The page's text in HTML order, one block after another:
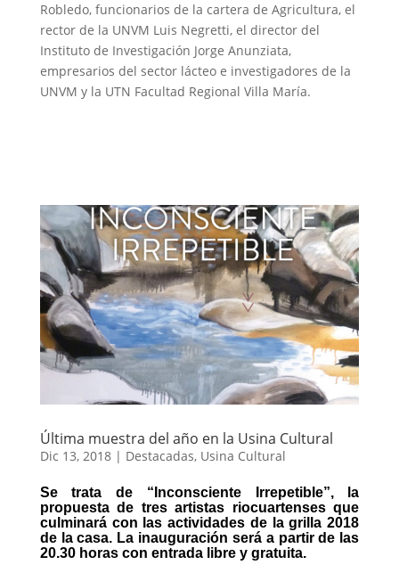
Robledo, funcionarios de la cartera de Agricultura, el
rector de la UNVM Luis Negretti, el director del
Instituto de Investigación Jorge Anunziata,
empresarios del sector lácteo e investigadores de la
UNVM y la UTN Facultad Regional Villa María.
Última muestra del año en la Usina Cultural
Dic 13, 2018| Destacadas, Usina Cultural
Se trata de “Inconsciente Irrepetible”, la
propuesta de tres artistas riocuartenses que
culminará con las actividades de la grilla 2018
de la casa. La inauguración será a partir de las
20.30 horas con entrada libre y gratuita.